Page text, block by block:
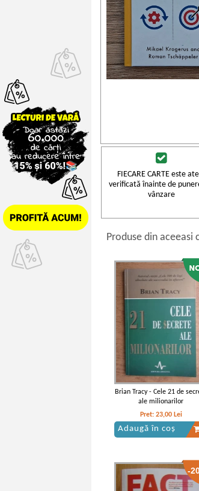
FIECARE CARTE este
verificată înainte de
vânzare
Produse din aceeasi
Brian Tracy - Cele 21 de
ale milionarilor
Pret: 23,00 Lei
Adaugă în coș
-